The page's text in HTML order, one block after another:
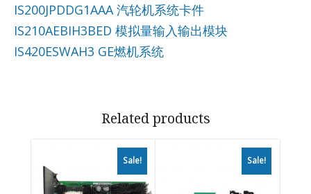
IS200JPDDG1AAA 汽轮机系统卡件
IS210AEBIH3BED 模拟量输入输出模块
IS420ESWAH3 GE燃机系统
Related products
Sale! Sale!